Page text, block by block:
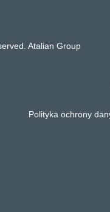
Atalian Group
Polityka ochrony